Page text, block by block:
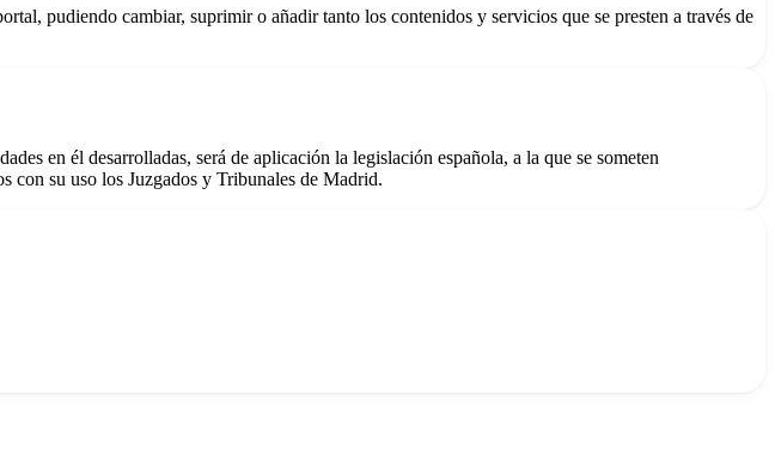
pudiendo cambiar, suprimir o añadir tanto los contenidos y servicios que se presten a través de
en él desarrolladas, será de aplicación la legislación española, a la que se someten
con su uso los Juzgados y Tribunales de Madrid.